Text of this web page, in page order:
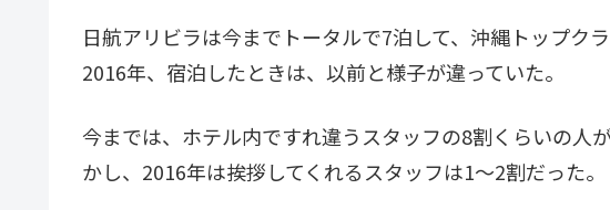
日航アリビラは今までトータルで7泊して、沖縄トップク
2016年、宿泊したときは、以前と様子が違っていた。
今までは、ホテル内ですれ違うスタッフの8割くらいの人
かし、2016年は挨拶してくれるスタッフは1～2割だった。